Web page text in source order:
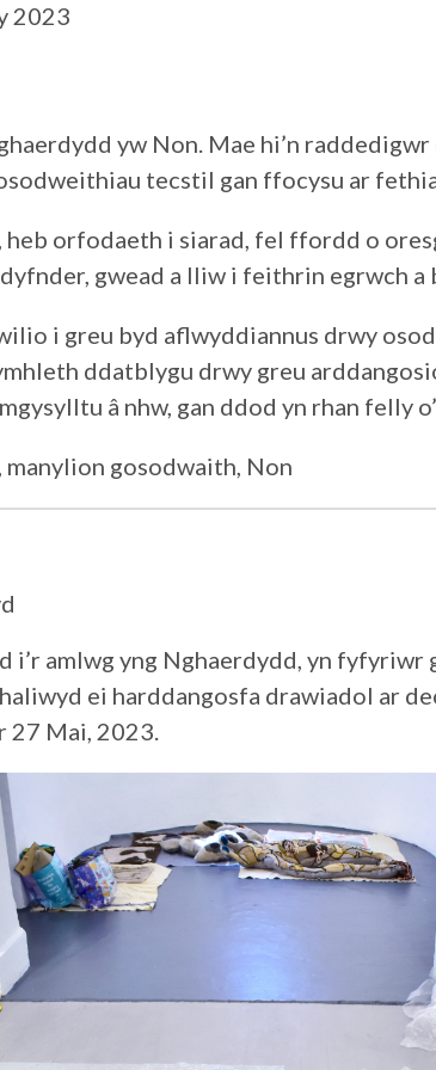
2023
yw Non. Mae hi’n
tecstil gan ffocysu ar
orfodaeth i siarad, fel ffordd o
gwead a lliw i feithrin egrwch a
i greu byd aflwyddiannus drwy
ddatblygu drwy greu
â nhw, gan ddod yn rhan felly
gosodwaith, Non
i’r amlwg yng Nghaerdydd, yn
ei harddangosfa drawiadol ar
27 Mai, 2023.